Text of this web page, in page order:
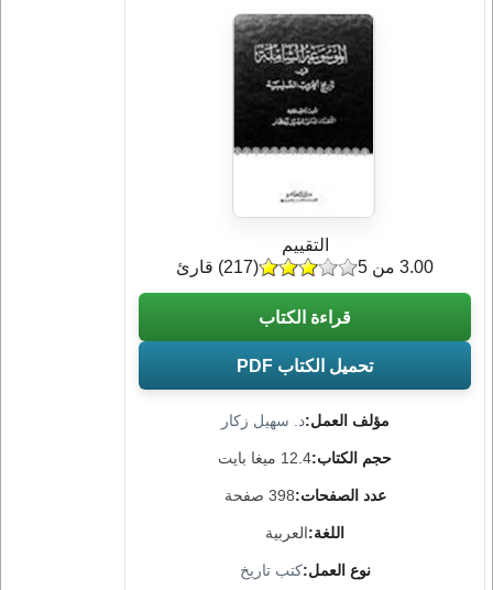
مؤلف العمل:د. سهيل زكار
حجم الكتاب:12.4 ميغا بايت
عدد الصفحات:398 صفحة
اللغة:العربية
نوع العمل:كتب تاريخ
التقييم
(
217) قارئ 3.00 من 5
قراءة الكتاب
تحميل الكتاب PDF